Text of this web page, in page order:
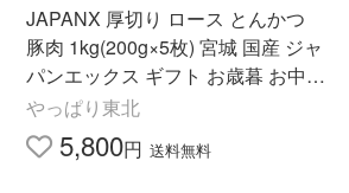
JAPANX 厚切り ロース とんかつ
豚肉 1kg(200g×5枚) 宮城 国産 ジャ
パンエックス ギフト お歳暮 お中
元 かつ丼 トンカツ
やっぱり東北
5,800円 送料無料